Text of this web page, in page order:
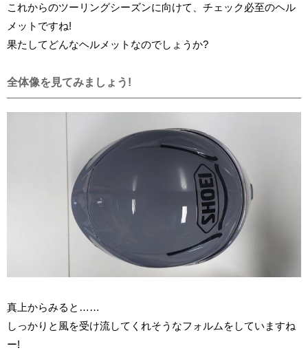
これからのツーリングシーズンに向けて、チェック必至のヘル
メットですね!
果たしてどんなヘルメットなのでしょうか?
全体像を見てみましょう!
真上からみると……
しっかりと風を受け流してくれそうなフォルムをしていますね
ー!